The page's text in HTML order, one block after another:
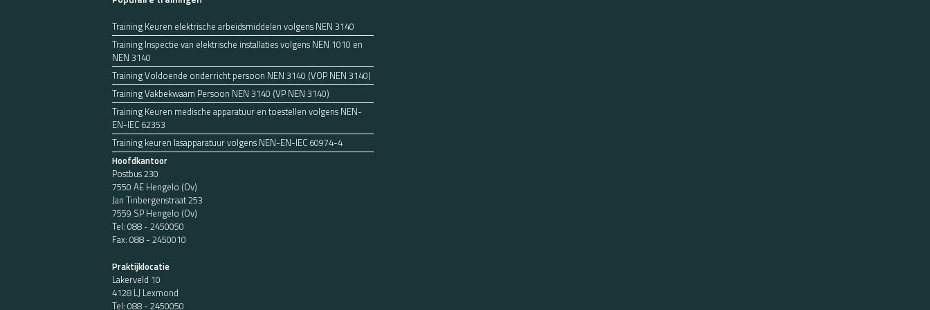
Training Keuren elektrische arbeidsmiddelen volgens NEN 3140
Training Inspectie van elektrische installaties volgens NEN 1010 en
NEN 3140
Training Voldoende onderricht persoon NEN 3140 (VOP NEN 3140)
Training Vakbekwaam Persoon NEN 3140 (VP NEN 3140)
Training Keuren medische apparatuur en toestellen volgens NEN-
EN-IEC 62353
Training keuren lasapparatuur volgens NEN-EN-IEC 60974-4
Hoofdkantoor
Postbus 230
7550 AE Hengelo (Ov)
Jan Tinbergenstraat 253
7559 SP Hengelo (Ov)
Tel: 088 - 2450050
Fax: 088 - 2450010
Praktijklocatie
Lakerveld 10
4128 LJ Lexmond
Tel: 088 - 2450050